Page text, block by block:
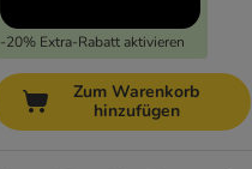
-20% Extra-Rabatt aktivieren
Zum Warenkorb
hinzufügen